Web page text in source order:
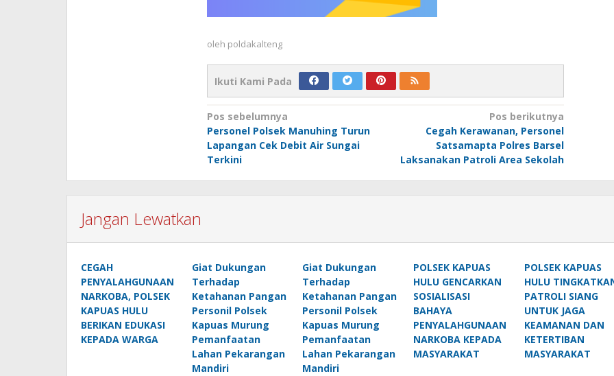
oleh poldakalteng
Ikuti Kami Pada
Navigasi
pos
Pos sebelumnya
Personel Polsek Manuhing Turun
Lapangan Cek Debit Air Sungai
Terkini
Pos berikutnya
Cegah Kerawanan, Personel
Satsamapta Polres Barsel
Laksanakan Patroli Area Sekolah
Jangan Lewatkan
CEGAH
PENYALAHGUNAAN
NARKOBA, POLSEK
KAPUAS HULU
BERIKAN EDUKASI
KEPADA WARGA
Giat Dukungan
Terhadap
Ketahanan Pangan
Personil Polsek
Kapuas Murung
Pemanfaatan
Lahan Pekarangan
Mandiri
Giat Dukungan
Terhadap
Ketahanan Pangan
Personil Polsek
Kapuas Murung
Pemanfaatan
Lahan Pekarangan
Mandiri
POLSEK KAPUAS
HULU GENCARKAN
SOSIALISASI
BAHAYA
PENYALAHGUNAAN
NARKOBA KEPADA
MASYARAKAT
POLSEK KAPUAS
HULU
PATROLI SIANG
UNTUK JAGA
KEAMANAN DAN
KETERTIBAN
MASYARAKAT